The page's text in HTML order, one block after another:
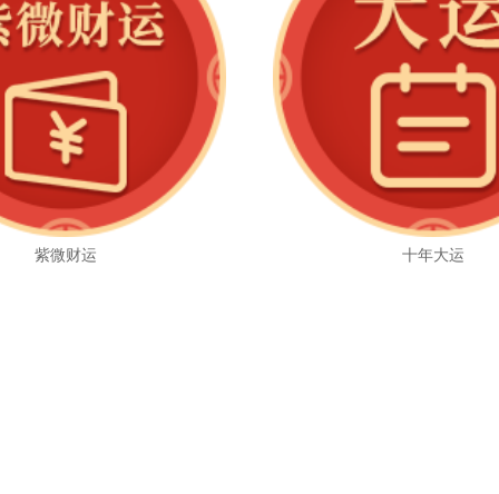
紫微财运 十年大运